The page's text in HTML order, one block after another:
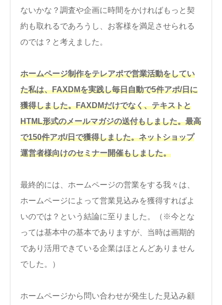
ないかな？調査や企画に時間をかければもっと契
約も取れるであろうし、お客様を満足させられる
のでは？と考えました。
ホームページ制作をテレアポで営業活動をしてい
た私は、FAXDMを実践し毎日自動で5件アポ/日に
獲得しました。FAXDMだけでなく、テキストと
HTML形式のメールマガジの送付もしました。最高
で150件アポ/日で獲得しました。ネットショップ
運営者様向けのセミナー開催もしました。
最終的には、ホームページの営業をする我々は、
ホームページによって営業見込みを獲得すればよ
いのでは？という結論に至りました。（※今とな
っては基本中の基本でありますが、当時は画期的
であり活用できている企業はほとんどありません
でした。）
ホームページから問い合わせが発生した見込み顧